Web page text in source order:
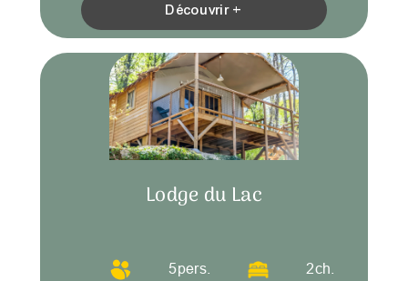
Découvrir +
Lodge du Lac
5pers. 2ch.